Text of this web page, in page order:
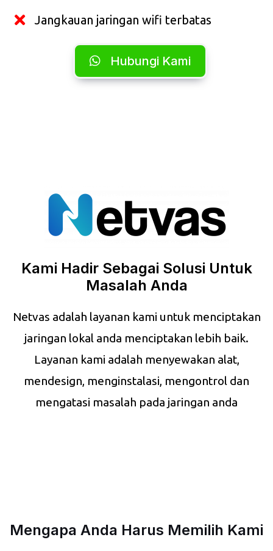
Jangkauan jaringan wifi terbatas
Hubungi Kami
Kami Hadir Sebagai Solusi Untuk
Masalah Anda
Netvas adalah layanan kami untuk menciptakan
jaringan lokal anda menciptakan lebih baik.
Layanan kami adalah menyewakan alat,
mendesign, menginstalasi, mengontrol dan
mengatasi masalah pada jaringan anda
Mengapa Anda Harus Memilih Kami